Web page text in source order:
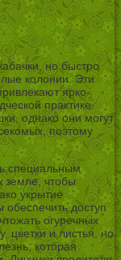
но быстро
колонии. Эти
ярко-
практике
однако они могут
поэтому
специальным
земле, чтобы
укрытие
доступ
огуречных
цветки и листья, но
которая